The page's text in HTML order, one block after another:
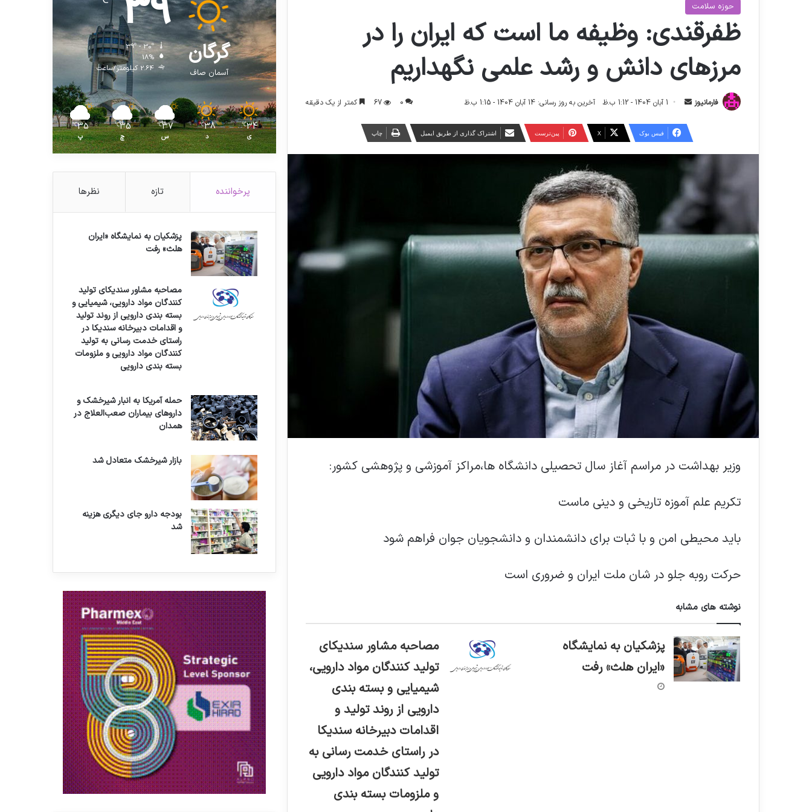
حوزه سلامت
ظفرقندی: وظیفه ما است که ایران را در
مرزهای دانش و رشد علمی نگهداریم
فارمانیوز
س
ل
ا
ل
1 آبان 1404 - 1:12 ب.ظ آخرین به روز رسانی: 14 آبان 1404 - 1:15 ب.ظ 0
67 کمتر از یک دقیقه
فیس بوک X ‫پین‌ترست اشتراک گذاری از طریق ایمیل چاپ
وزیر بهداشت در مراسم آغاز سال تحصیلی دانشگاه ها،مراکز آموزشی و پژوهشی کشور:
تکریم علم آموزه تاریخی و دینی ماست
باید محیطی امن و با ثبات برای دانشمندان و دانشجویان جوان فراهم شود
حرکت روبه جلو در شان ملت ایران و ضروری است
نوشته های مشابه
پزشکیان به نمایشگاه
«ایران هلث» رفت
مصاحبه مشاور سندیکای
تولید کنندگان مواد دارویی،
شیمیایی و بسته بندی
دارویی از روند تولید و
اقدامات دبیرخانه سندیکا
در راستای خدمت رسانی به
تولید کنندگان مواد دارویی
و ملزومات بسته بندی
گرگان
آسمان صاف
39º - 30º
18%
2.64 کیلومتر/ساعت
34
℃
ی
38
℃
د
37
℃
س
35
℃
چ
35
℃
پ
پرخواننده تازه نظرها
پزشکیان به نمایشگاه «ایران
هلث» رفت
مصاحبه مشاور سندیکای تولید
کنندگان مواد دارویی، شیمیایی و
بسته بندی دارویی از روند تولید
و اقدامات دبیرخانه سندیکا در
راستای خدمت رسانی به تولید
کنندگان مواد دارویی و ملزومات
بسته بندی دارویی
حمله آمریکا به انبار شیرخشک و
داروهای بیماران صعب‌العلاج در
همدان
بازار شیرخشک متعادل شد
بودجه دارو جای دیگری هزینه
شد